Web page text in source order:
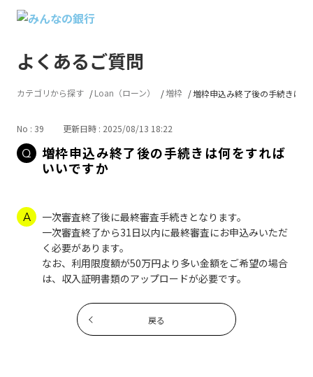
よくあるご質問
カテゴリから探す Loan（ローン） 増枠 増枠申込み終了後の手続きは何
No : 39 更新日時 : 2025/08/13 18:22
増枠申込み終了後の手続きは何をすれば
いいですか
一次審査終了後に最終審査手続きとなります。
一次審査終了から31日以内に最終審査にお申込みいただ
く必要があります。
なお、利用限度額が50万円より多い金額をご希望の場合
は、収入証明書類のアップロードが必要です。
戻る